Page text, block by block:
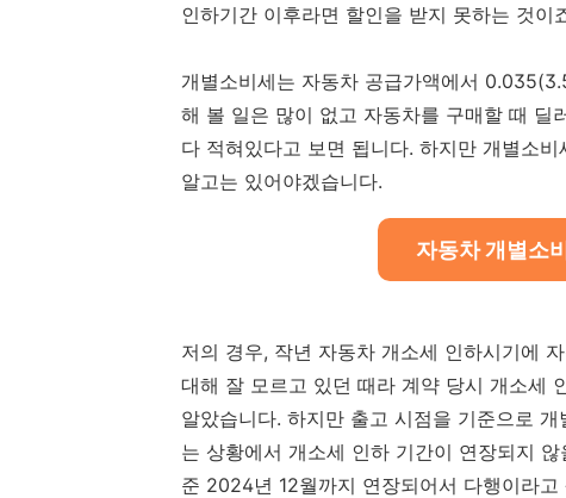
인하기간 이후라면 할인을 받지 못하는 것이
개별소비세는 자동차 공급가액에서
해 볼 일은 많이 없고 자동차를 구매할 때 딜
다 적혀있다고 보면 됩니다. 하지만 개별소
알고는 있어야겠습니다.
자동차 개별소
저의 경우, 작년 자동차 개소세 인하시기에
대해 잘 모르고 있던 때라 계약 당시 개소세
알았습니다. 하지만 출고 시점을 기준으로
는 상황에서 개소세 인하 기간이 연장되지
준 2024년 12월까지 연장되어서 다행이라고